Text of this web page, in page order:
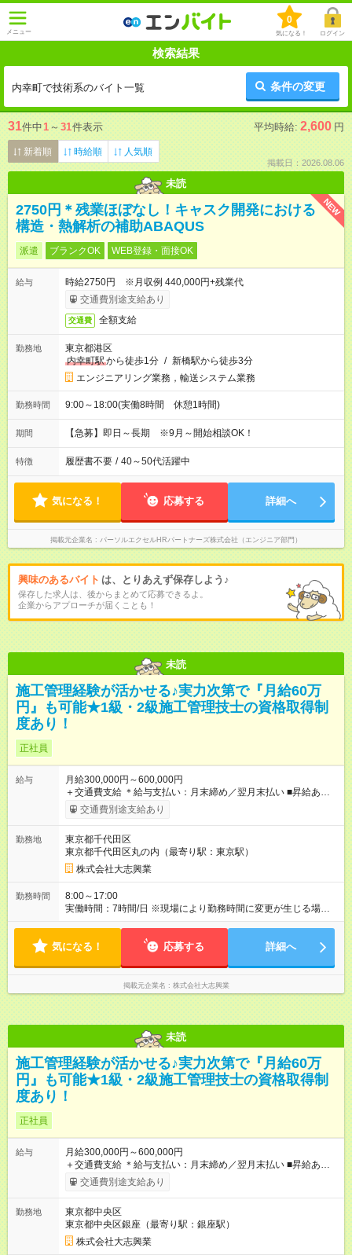
メニュー
0
気になる！ ログイン
検索結果
内幸町で技術系のバイト一覧 条件の変更
31件中1 ～ 31件表示 平均時給: 2,600 円
新着順 時給順 人気順
掲載日：2026.08.06
未読
NEW
2750円＊残業ほぼなし！キャスク開発における
構造・熱解析の補助ABAQUS
派遣 ブランクOK WEB登録・面接OK
給与
時給2750円 ※月収例 440,000円+残業代
交通費別途支給あり
交通費 全額支給
勤務地
東京都港区
内幸町駅から徒歩1分 / 新橋駅から徒歩3分
エンジニアリング業務，輸送システム業務
勤務時間 9:00～18:00(実働8時間 休憩1時間)
期間 【急募】即日～長期 ※9月～開始相談OK！
特徴 履歴書不要 / 40～50代活躍中
気になる！ 応募する 詳細へ
掲載元企業名 パーソルエクセルHRパートナーズ株式会社（エンジニア部門）
興味のあるバイト は、とりあえず保存しよう♪
保存した求人は、後からまとめて応募できるよ。
企業からアプローチが届くことも！
未読
施工管理経験が活かせる♪実力次第で『月給60万
円』も可能★1級・2級施工管理技士の資格取得制
度あり！
正社員
給与
月給300,000円～600,000円
＋交通費支給 ＊給与支払い：月末締め／翌月末払い ■昇給あり ■
賞与あり（業績による） ┗昨年実績：年2回(7月・12月) ■交通費
支給あり ┗会社から現場への距離分を支給します ■夜勤手当 ■家
交通費別途支給あり
勤務地
東京都千代田区
東京都千代田区丸の内（最寄り駅：東京駅）
株式会社大志興業
勤務時間
8:00～17:00
実働時間：7時間/日 ※現場により勤務時間に変更が生じる場合が
あります。 ■休憩2時間（30分／1時間／30分）
気になる！ 応募する 詳細へ
掲載元企業名 株式会社大志興業
未読
施工管理経験が活かせる♪実力次第で『月給60万
円』も可能★1級・2級施工管理技士の資格取得制
度あり！
正社員
給与
月給300,000円～600,000円
＋交通費支給 ＊給与支払い：月末締め／翌月末払い ■昇給あり ■
賞与あり（業績による） ┗昨年実績：年2回(7月・12月) ■交通費
支給あり ┗会社から現場への距離分を支給します ■夜勤手当 ■家
交通費別途支給あり
勤務地
東京都中央区
東京都中央区銀座（最寄り駅：銀座駅）
株式会社大志興業